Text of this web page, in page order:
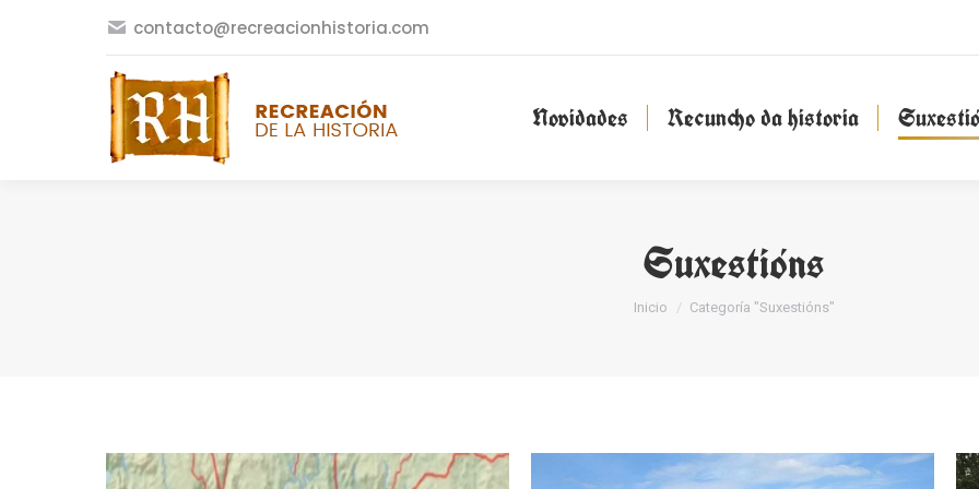
contacto@recreacionhistoria.com
Novidades Recuncho da historia
Suxestións
You are here:
Inicio Categoría "Suxestións"
Novidades Recuncho da historia